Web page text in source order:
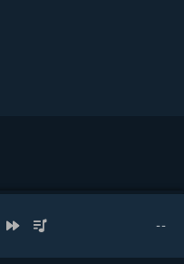
Топ 100
--